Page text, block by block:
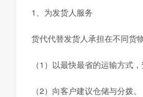
1、为发货人服务
货代代替发货人承担在不同货
（1）以最快最省的运输方式
（2）向客户建议仓储与分拨。